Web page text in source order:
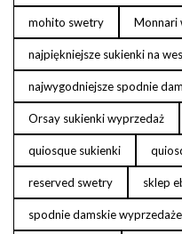
mohito swetry Monnari
najpiękniejsze sukienki na
najwygodniejsze spodnie
Orsay sukienki wyprzedaż
quiosque sukienki
reserved swetry sklep
spodnie damskie wyprzedaże